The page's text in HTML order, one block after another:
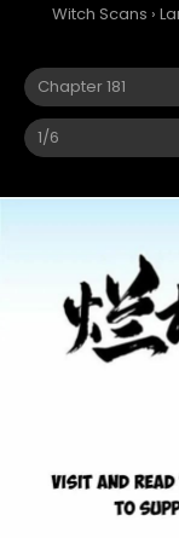
Witch Scans ›